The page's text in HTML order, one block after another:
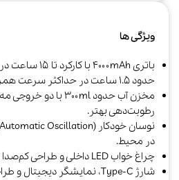
ویژگی ها
حدود ۱.۵ ساعت در حداکثر سرعت همراه مه، نوسان و نور.​
رطوبت‌دهی بهتر.​
در محیط.​
چراغ خواب LED داخلی و طراحی کم‌صدا مناسب استفاده شب.​
شارژ Type‑C، نمایشگر دیجیتال و طراحی جمع‌وجور قابل‌حمل.​